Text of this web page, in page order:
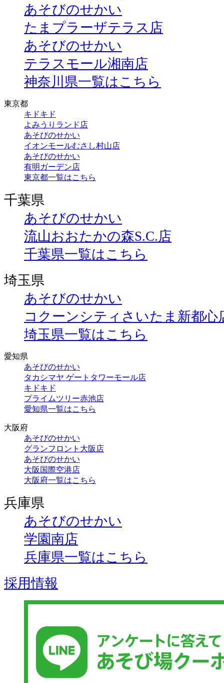
あそびのせかい
たまプラーザテラス店
あそびのせかい
テラスモール湘南店
神奈川県一覧はこちら
東京都
キドキド
よみうりランド店
あそびのせかい
イオンモールむさし村山店
あそびのせかい
有明ガーデン店
東京都一覧はこちら
千葉県
あそびのせかい
流山おおたかの森S.C.店
千葉県一覧はこちら
埼玉県
あそびのせかい
コクーンシティさいたま新都心
埼玉県一覧はこちら
愛知県
あそびのせかい
タカシマヤ ゲートタワーモール店
キドキド
プライムツリー赤池店
愛知県一覧はこちら
大阪府
あそびのせかい
グランフロント大阪店
あそびのせかい
大阪国際空港店
大阪府一覧はこちら
兵庫県
あそびのせかい
学園南店
兵庫県一覧はこちら
採用情報